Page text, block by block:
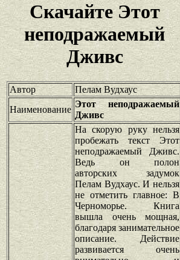
Скачайте Этот
неподражаемый
Дживс
Автор
Пелам Вудхаус
Наименование
Этот неподражаемый
Дживс
На скорую руку нельзя
пробежать текст Этот
неподражаемый Дживс.
Ведь он полон
авторских задумок
Пелам Вудхаус. И нельзя
не отметить главное: В
Черноморье. Книга
вышла очень мощная,
благодаря занимательное
описание. Действие
развивается очень